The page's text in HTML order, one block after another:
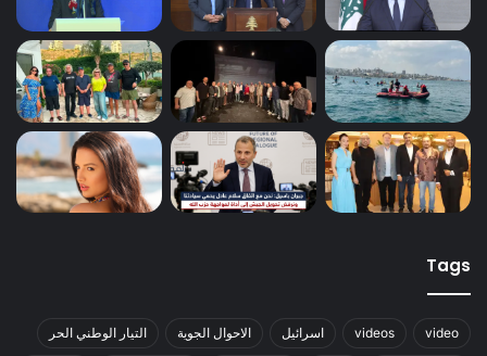
Tags
video
videos اسرائيل الاحوال الجوية التيار الوطني الحر